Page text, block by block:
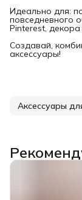
Идеально для:
повседневного
Pinterest,
Создавай,
аксессуары!
Аксессуары